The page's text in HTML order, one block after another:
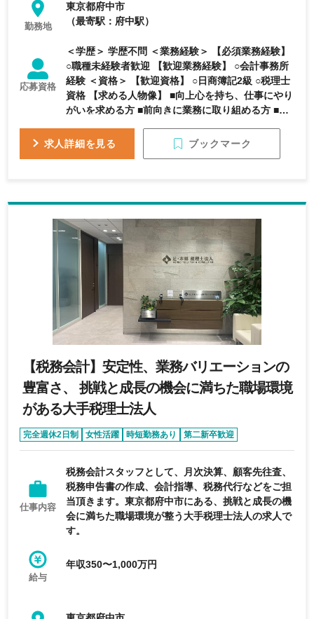
勤務地
東京都府中市
（最寄駅：府中駅）
応募資格
＜学歴＞ 学歴不問 ＜業務経験＞ 【必須業務経験】
○職種未経験者歓迎 【歓迎業務経験】 ○会計事務所
経験 ＜資格＞ 【歓迎資格】 ○日商簿記2級 ○税理士
資格 【求める人物像】 ■向上心を持ち、仕事にやり
がいを求める方 ■前向きに業務に取り組める方 ■問
求人詳細を見る
ブックマーク
【税務会計】安定性、業務バリエーションの
豊富さ、 挑戦と成長の機会に満ちた職場環境
がある大手税理士法人
完全週休2日制 女性活躍 時短勤務あり
第二新卒歓迎
フレックス制度あり
仕事内容
税務会計スタッフとして、月次決算、顧客先往査、
税務申告書の作成、会計指導、税務代行などをご担
当頂きます。東京都府中市にある、挑戦と成長の機
会に満ちた職場環境が整う大手税理士法人の求人で
す。
給与
年収350〜1,000万円